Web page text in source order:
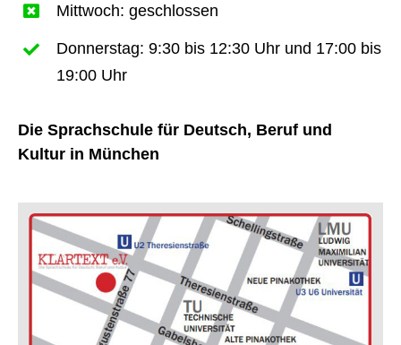
Mittwoch: geschlossen
Donnerstag: 9:30 bis 12:30 Uhr und 17:00 bis
19:00 Uhr
Die Sprachschule für Deutsch, Beruf und
Kultur in München